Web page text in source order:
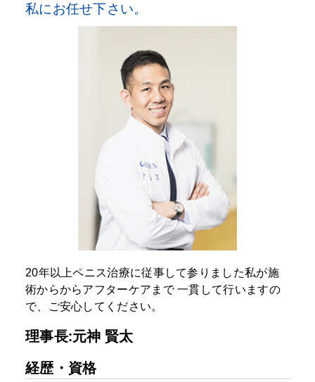
私にお任せ下さい。
20年以上ペニス治療に従事して参りました私が施
術からからアフターケアまで一貫して行いますの
で、ご安心してください。
理事長:元神 賢太
経歴・資格